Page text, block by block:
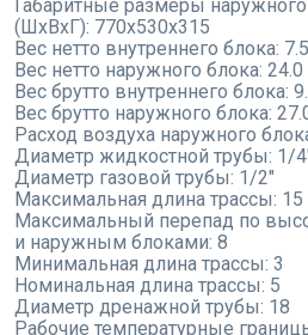
Габаритные размеры
(ШxВxГ): 770x530x315
Вес нетто внутреннего блока: 7.5
Вес нетто наружного блока: 24.0
Вес брутто внутреннего блока:
Вес брутто наружного блока:
Расход воздуха наружного
Диаметр жидкостной трубы: 1/
Диаметр газовой трубы: 1/2"
Максимальная длина трассы: 15
Максимальный перепад по
и наружным блоками: 8
Минимальная длина трассы: 3
Номинальная длина трассы: 5
Диаметр дренажной трубы: 18
Рабочие температурные